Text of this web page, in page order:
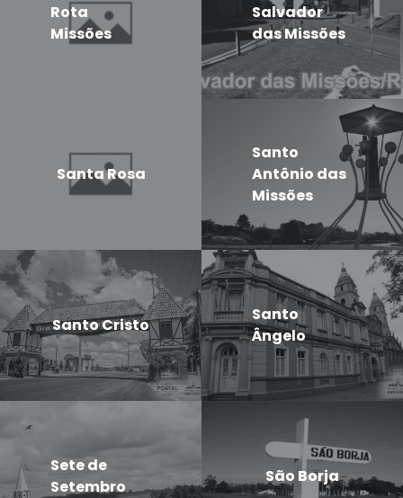
Rota
Missões
Salvador
das Missões
Santa Rosa
Santo
Antônio das
Missões
Santo Cristo
Santo
Ângelo
Sete de
Setembro
São Borja